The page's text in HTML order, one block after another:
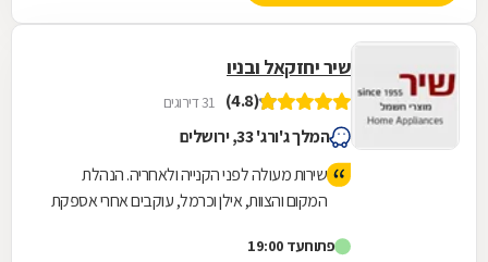
שיר יחזקאל ובניו
(4.8) 31 דירוגים
המלך ג'ורג' 33, ירושלים
שירות מעולה לפני הקנייה ולאחריה. הנהלת
המקום והצוות, אילן וכרמל, עוקבים אחרי אספקת
הלקוח. חויית קניה מצויינת ומומלצת בחום❣
פתוחעד 19:00